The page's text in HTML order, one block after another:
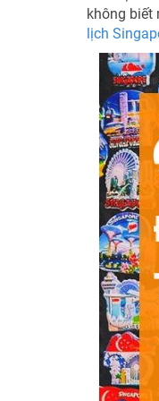
không biết
lịch